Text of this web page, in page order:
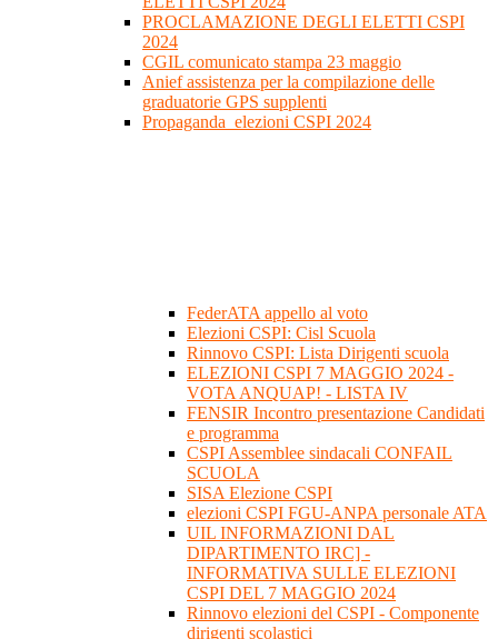
PROCLAMAZIONE DEGLI ELETTI CSPI
2024
CGIL comunicato stampa 23 maggio
Anief assistenza per la compilazione delle
graduatorie GPS supplenti
Propaganda_elezioni CSPI 2024
FederATA appello al voto
Elezioni CSPI: Cisl Scuola
Rinnovo CSPI: Lista Dirigenti scuola
ELEZIONI CSPI 7 MAGGIO 2024 -
VOTA ANQUAP! - LISTA IV
FENSIR Incontro presentazione Candidati
e programma
CSPI Assemblee sindacali CONFAIL
SCUOLA
SISA Elezione CSPI
elezioni CSPI FGU-ANPA personale ATA
UIL INFORMAZIONI DAL
DIPARTIMENTO IRC] -
INFORMATIVA SULLE ELEZIONI
CSPI DEL 7 MAGGIO 2024
Rinnovo elezioni del CSPI - Componente
dirigenti scolastici